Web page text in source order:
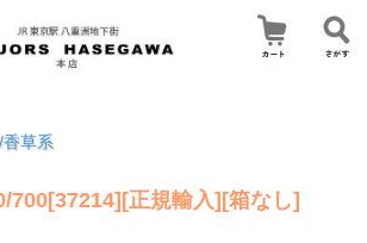
香草系
700[37214][正規輸入][箱なし]